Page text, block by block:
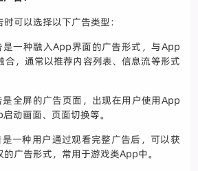
可以选择以下广告类型：
一种融入App界面的广告形式，与App
合，通常以推荐内容列表、信息流等形式
全屏的广告页面，出现在用户使用App
动画面、页面切换等。
一种用户通过观看完整广告后，可以获
广告形式，常用于游戏类App中。